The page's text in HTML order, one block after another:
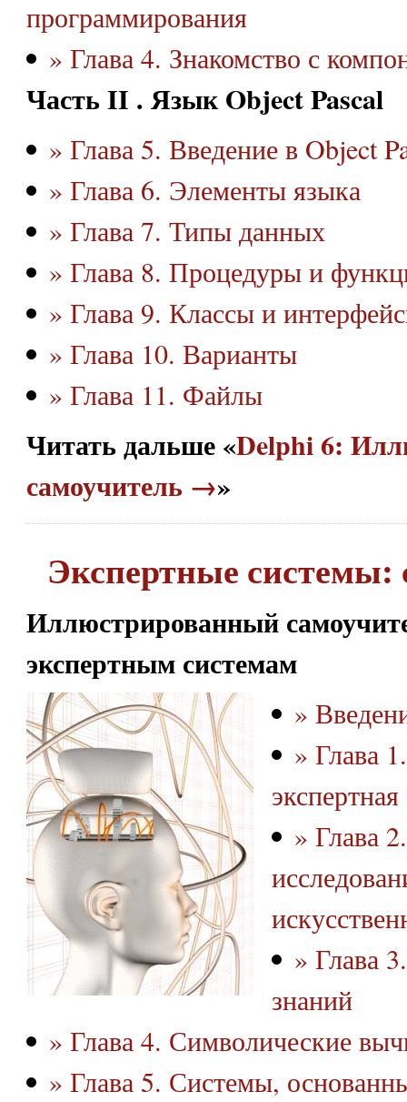
программирования
» Глава 4. Знакомство с
Часть II . Язык Object Pascal
» Глава 5. Введение в Object
» Глава 6. Элементы языка
» Глава 7. Типы данных
» Глава 8. Процедуры и
» Глава 9. Классы и
» Глава 10. Варианты
» Глава 11. Файлы
Читать дальше «Delphi 6:
самоучитель →»
Экспертные системы:
Иллюстрированный
экспертным системам
»
» Глава
» Глава
» Глава
знаний
» Глава 4. Символические
» Глава 5. Системы,